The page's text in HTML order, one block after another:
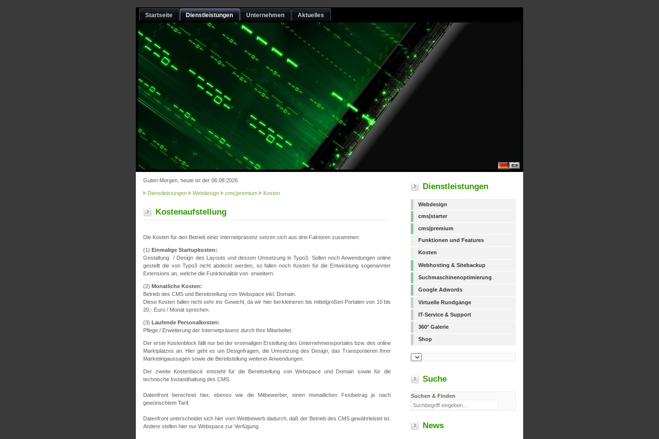
Startseite Dienstleistungen Unternehmen Aktuelles
Guten Morgen, heute ist der 06.08.2026
Dienstleistungen Webdesign cms|premium Kosten
Kostenaufstellung
Die Kosten für den Betrieb einer Internetpräsenz setzen sich aus drei Faktoren zusammen:
(1) Einmalige Startupkosten:
Gestaltung / Design des Layouts und dessen Umsetzung in Typo3. Sollen noch Anwendungen online
gestellt die von Typo3 nicht abdeckt werden, so fallen noch Kosten für die Entwicklung sogenannter
Extensions an, welche die Funktionalität von erweitern.
(2) Monatliche Kosten:
Betrieb des CMS und Bereitstellung von Webspace inkl. Domain.
Diese Kosten fallen nicht sehr ins Gewicht, da wir hier bei kleineren bis mittelgroßen Portalen von 10 bis
20,- Euro / Monat sprechen.
(3) Laufende Personalkosten:
Pflege / Erweiterung der Internetpräsenz durch Ihre Mitarbeiter.
Der erste Kostenblock fällt nur bei der erstmaligen Erstellung des Unternehmensportales bzw. des online
Marktplatzes an. Hier geht es um Designfragen, die Umsetzung des Design, das Transportieren Ihrer
Marketingaussagen sowie die Bereitstellung weiterer Anwendungen.
Der zweite Kostenblock entsteht für die Bereitstellung von Webspace und Domain sowie für die
technische Instandhaltung des CMS.
Datenfront berechnet hier, ebenso wie die Mitbewerber, einen monatlichen Festbetrag je nach
gewünschtem Tarif.
Datenfront unterscheidet sich hier vom Wettbewerb dadurch, daß der Betrieb des CMS gewährleistet ist.
Andere stellen hier nur Webspace zur Verfügung.
Dienstleistungen
Webdesign
cms|starter
cms|premium
Funktionen und Features
Kosten
Webhosting & Sitebackup
Suchmaschinenoptimierung
Google Adwords
Virtuelle Rundgänge
IT-Service & Support
360° Galerie
Shop
Suche
Suchen & Finden
News